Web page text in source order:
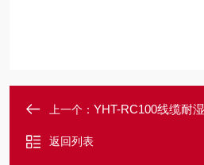
上一个： YHT-RC100线缆耐
返回列表